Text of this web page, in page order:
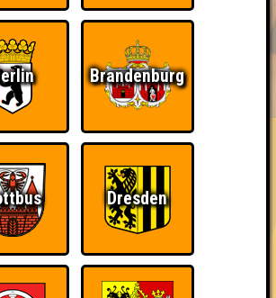
RESERVIERUNG
FAQ ÜBER UNS
uns sind Teams, die in einem Stechen
auf dem 1. Platz - den haben sie sich
Entsprechend gibt es für diese auch
den 1. Platz.
Brandenburg
Dresden